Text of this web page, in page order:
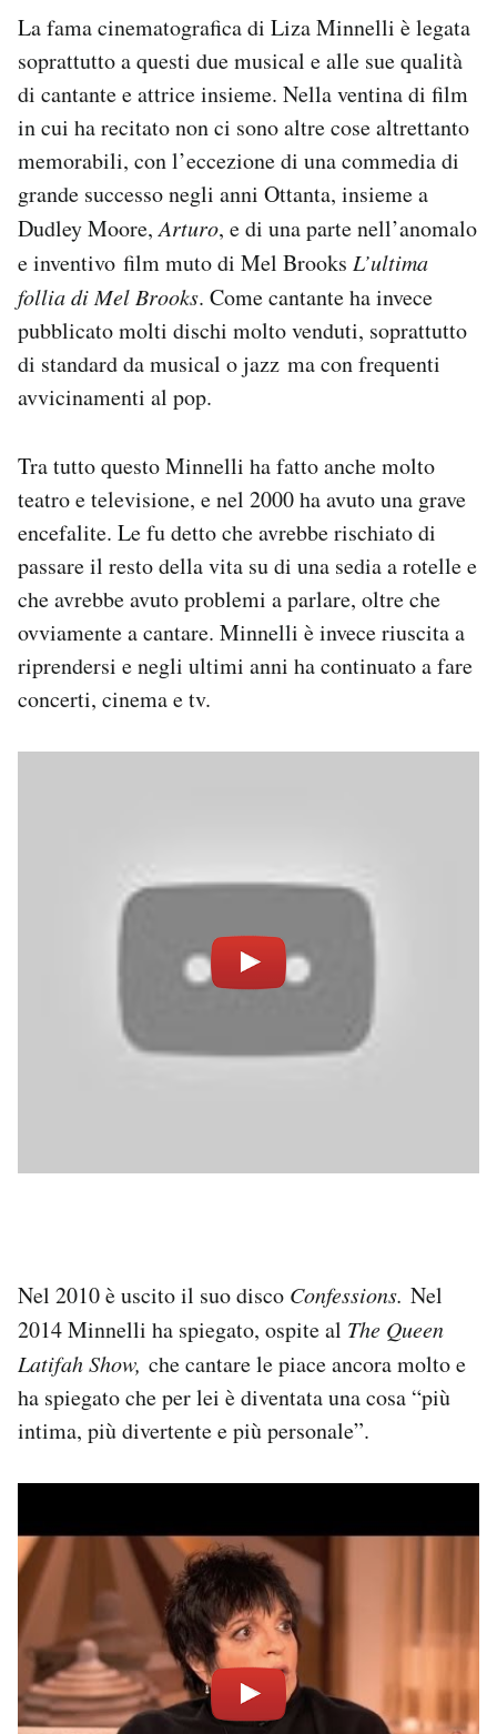
La fama cinematografica di Liza Minnelli è legata
soprattutto a questi due musical e alle sue qualità
di cantante e attrice insieme. Nella ventina di film
in cui ha recitato non ci sono altre cose altrettanto
memorabili, con l’eccezione di una commedia di
grande successo negli anni Ottanta, insieme a
Dudley Moore,Arturo, e di una parte nell’anomalo
e inventivo film muto di Mel Brooks L’ultima
follia di Mel Brooks. Come cantante ha invece
pubblicato molti dischi molto venduti, soprattutto
di standard da musical o jazz ma con frequenti
avvicinamenti al pop.
Tra tutto questo Minnelli ha fatto anche molto
teatro e televisione, e nel 2000 ha avuto una grave
encefalite. Le fu detto che avrebbe rischiato di
passare il resto della vita su di una sedia a rotelle e
che avrebbe avuto problemi a parlare, oltre che
ovviamente a cantare. Minnelli è invece riuscita a
riprendersi e negli ultimi anni ha continuato a fare
concerti, cinema e tv.
Nel 2010 è uscito il suo disco Confessions. Nel
2014 Minnelli ha spiegato, ospite al The Queen
Latifah Show, che cantare le piace ancora molto e
ha spiegato che per lei è diventata una cosa “più
intima, più divertente e più personale”.